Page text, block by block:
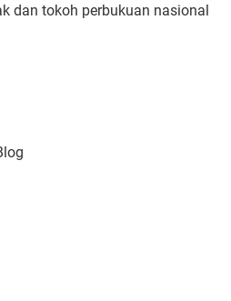
dan tokoh perbukuan nasional